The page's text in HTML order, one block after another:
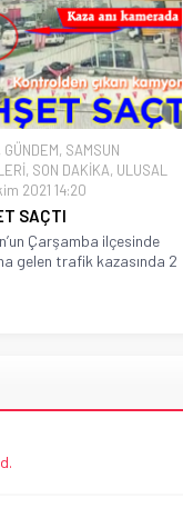
GÜNDEM, SAMSUN
, SON DAKİKA, ULUSAL
2021 14:20
SAÇTI
Çarşamba ilçesinde
gelen trafik kazasında 2